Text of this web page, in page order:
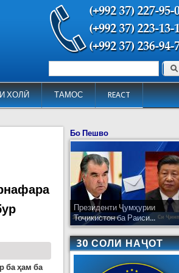
ХОЛӢ ТАМОС REACT
Форма поиска Поиск
ба ҳам ба
Бо Пешво
Президенти Ҷумҳурии
Тоҷикистон ба Раиси...
30 СОЛИ НАҶОТ